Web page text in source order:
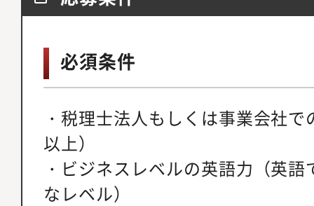
必須条件
・税理士法人もしくは事業会社
以上）
・ビジネスレベルの英語力（英
なレベル）